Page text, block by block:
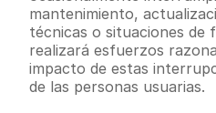
mantenimiento,
técnicas o situaciones de
realizará esfuerzos
impacto de estas
de las personas usuarias.